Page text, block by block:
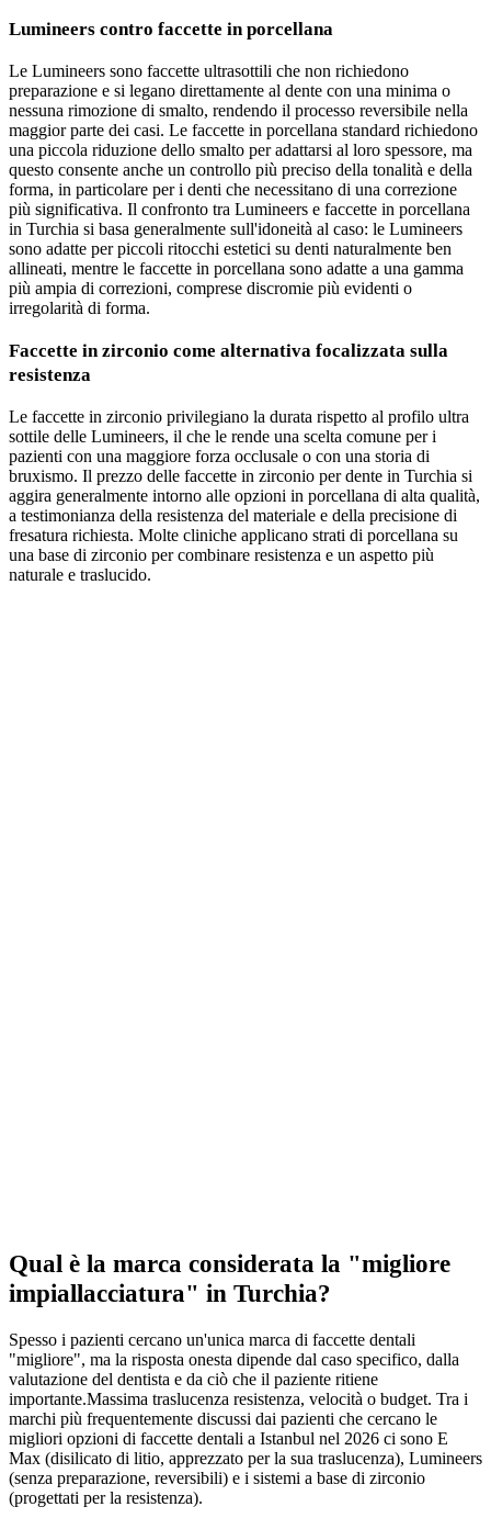
Lumineers contro faccette in porcellana
Le Lumineers sono faccette ultrasottili che non richiedono
preparazione e si legano direttamente al dente con una minima o
nessuna rimozione di smalto, rendendo il processo reversibile nella
maggior parte dei casi. Le faccette in porcellana standard richiedono
una piccola riduzione dello smalto per adattarsi al loro spessore, ma
questo consente anche un controllo più preciso della tonalità e della
forma, in particolare per i denti che necessitano di una correzione
più significativa. Il confronto tra Lumineers e faccette in porcellana
in Turchia si basa generalmente sull'idoneità al caso: le Lumineers
sono adatte per piccoli ritocchi estetici su denti naturalmente ben
allineati, mentre le faccette in porcellana sono adatte a una gamma
più ampia di correzioni, comprese discromie più evidenti o
irregolarità di forma.
Faccette in zirconio come alternativa focalizzata sulla
resistenza
Le faccette in zirconio privilegiano la durata rispetto al profilo ultra
sottile delle Lumineers, il che le rende una scelta comune per i
pazienti con una maggiore forza occlusale o con una storia di
bruxismo. Il prezzo delle faccette in zirconio per dente in Turchia si
aggira generalmente intorno alle opzioni in porcellana di alta qualità,
a testimonianza della resistenza del materiale e della precisione di
fresatura richiesta. Molte cliniche applicano strati di porcellana su
una base di zirconio per combinare resistenza e un aspetto più
naturale e traslucido.
Qual è la marca considerata la "migliore
impiallacciatura" in Turchia?
Spesso i pazienti cercano un'unica marca di faccette dentali
"migliore", ma la risposta onesta dipende dal caso specifico, dalla
valutazione del dentista e da ciò che il paziente ritiene
importante.Massima traslucenza resistenza, velocità o budget. Tra i
marchi più frequentemente discussi dai pazienti che cercano le
migliori opzioni di faccette dentali a Istanbul nel 2026 ci sono E
Max (disilicato di litio, apprezzato per la sua traslucenza), Lumineers
(senza preparazione, reversibili) e i sistemi a base di zirconio
(progettati per la resistenza).